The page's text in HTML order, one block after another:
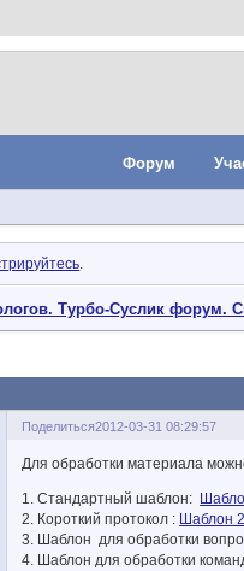
Форум
Турбо-Суслик форум.
Поделиться2012-03-31 08:29:57
Для обработки материала
1. Стандартный шаблон:
2. Короткий протокол : Шаблон 2
3. Шаблон для обработки
4. Шаблон для обработки